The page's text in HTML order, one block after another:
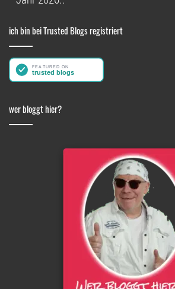
ich bin bei Trusted Blogs registriert
wer bloggt hier?